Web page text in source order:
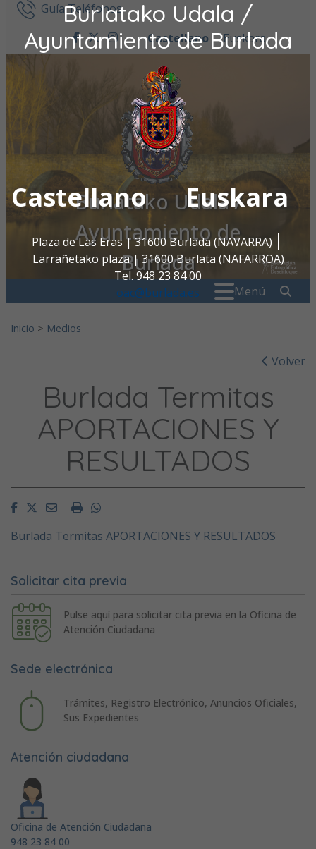
Burlatako Udala /
Ayuntamiento de Burlada
Castellano Euskara
Plaza de Las Eras | 31600 Burlada (NAVARRA)
Larrañetako plaza | 31600 Burlata (NAFARROA)
Tel. 948 23 84 00
oac@burlada.es
Ir al contenidoGuía Teléfonos
facebook
twitter
instagram
Castellano Euskara
Burlatako Udala /
Ayuntamiento de
Burlada
Menú
Inicio > Medios
Volver
Burlada Termitas
APORTACIONES Y
RESULTADOS
FacebookTwitterEmailImprimirWhatsapp
Burlada Termitas APORTACIONES Y RESULTADOS
Solicitar cita previa
Pulse aquí para solicitar cita previa en la Oficina de
Atención Ciudadana
Sede electrónica
Trámites, Registro Electrónico, Anuncios Oficiales,
Sus Expedientes
Atención ciudadana
Oficina de Atención Ciudadana
948 23 84 00